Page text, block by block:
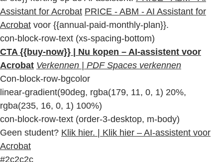
Assistant for Acrobat PRICE - ABM - AI Assistant for
Acrobat voor {{annual-paid-monthly-plan}}.
con-block-row-text (xs-spacing-bottom)
CTA {{buy-now}} | Nu kopen – AI-assistent voor
Acrobat Verkennen | PDF Spaces verkennen
Con-block-row-bgcolor
linear-gradient(90deg, rgba(179, 11, 0, 1) 20%,
rgba(235, 16, 0, 1) 100%)
con-block-row-text (order-3-desktop, m-body)
Geen student? Klik hier. | Klik hier – AI-assistent voor
Acrobat
#2c2c2c